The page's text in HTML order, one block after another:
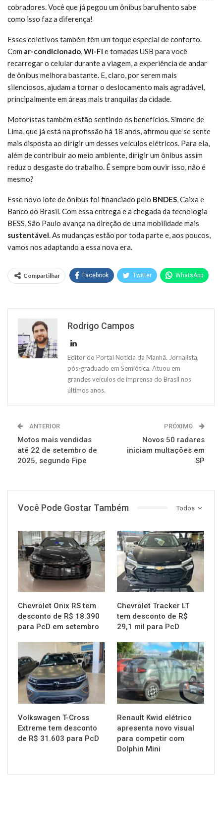
cobradores. Você que já pegou um ônibus barulhento sabe
como isso faz a diferença!
Esses coletivos também têm um toque especial de conforto.
Com ar-condicionado,Wi-Fie tomadas USB para você
recarregar o celular durante a viagem, a experiência de andar
de ônibus melhora bastante. E, claro, por serem mais
silenciosos, ajudam a tornar o deslocamento mais agradável,
principalmente em áreas mais tranquilas da cidade.
Motoristas também estão sentindo os benefícios. Simone de
Lima, que já está na profissão há 18 anos, afirmou que se sente
mais disposta ao dirigir um desses veículos elétricos. Para ela,
além de contribuir ao meio ambiente, dirigir um ônibus assim
reduz o desgaste do trabalho. É sempre bom ouvir isso, não é
mesmo?
Esse novo lote de ônibus foi financiado pelo BNDES, Caixa e
Banco do Brasil. Com essa entrega e a chegada da tecnologia
BESS, São Paulo avança na direção de uma mobilidade mais
sustentável. As mudanças estão por toda parte e, aos poucos,
vamos nos adaptando a essa nova era.
Compartilhar Facebook Twitter WhatsApp
Rodrigo Campos
Editor do Portal Notícia da Manhã. Jornalista,
pós-graduado em Semiótica. Atuou em
grandes veículos de imprensa do Brasil nos
últimos anos.
ANTERIOR
Motos mais vendidas
até 22 de setembro de
2025, segundo Fipe
PRÓXIMO
Novos 50 radares
iniciam multações em
SP
Todos
Você Pode Gostar Também
MUNDO AUTOMOTIVO
Chevrolet Onix RS tem
desconto de R$ 18.390
para PcD em setembro
MUNDO AUTOMOTIVO
Chevrolet Tracker LT
tem desconto de R$
29,1 mil para PcD
MUNDO AUTOMOTIVO
Volkswagen T-Cross
Extreme tem desconto
de R$ 31.603 para PcD
MUNDO AUTOMOTIVO
Renault Kwid elétrico
apresenta novo visual
para competir com
Dolphin Mini